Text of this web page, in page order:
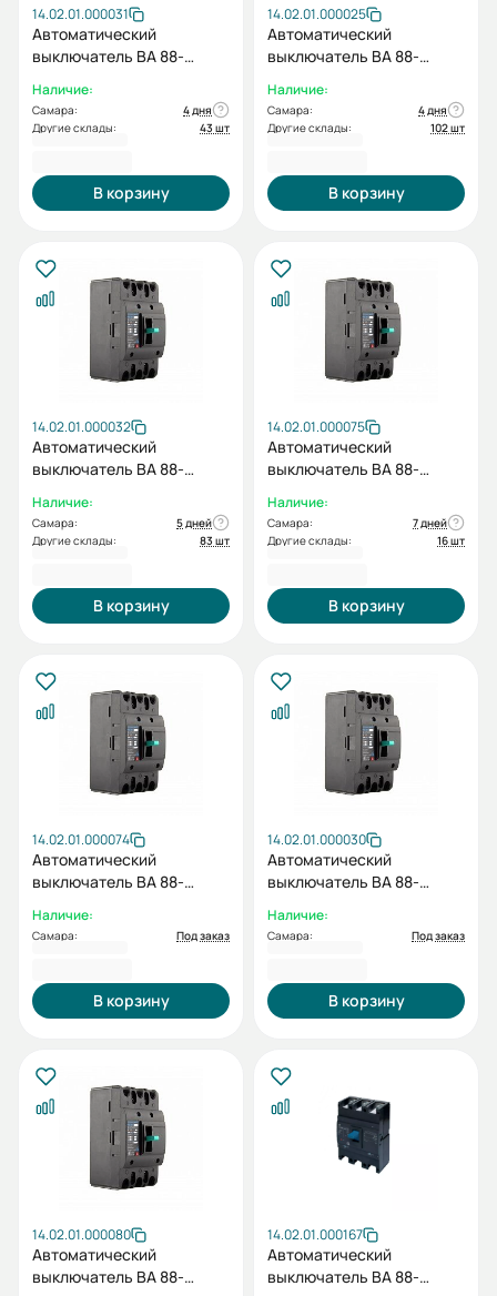
14.02.01.000031
Автоматический
выключатель ВА 88-
415 АС ESQ
Наличие:
Самара:
4 дня
Другие склады:
43 шт
В корзину
14.02.01.000025
Автоматический
выключатель ВА 88-
415 АС ESQ
Наличие:
Самара:
4 дня
Другие склады:
102 шт
В корзину
14.02.01.000032
Автоматический
выключатель ВА 88-
415 АС ESQ
Наличие:
Самара:
5 дней
Другие склады:
83 шт
В корзину
14.02.01.000075
Автоматический
выключатель ВА 88-
415 АС ESQ
Наличие:
Самара:
7 дней
Другие склады:
16 шт
В корзину
14.02.01.000074
Автоматический
выключатель ВА 88-
415 АС ESQ
Наличие:
Самара: Под заказ
В корзину
14.02.01.000030
Автоматический
выключатель ВА 88-
415 АС ESQ
Наличие:
Самара: Под заказ
В корзину
14.02.01.000080
Автоматический
выключатель ВА 88-
14.02.01.000167
Автоматический
выключатель BA 88-